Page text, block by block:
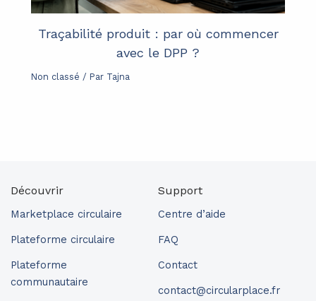
Traçabilité produit : par où commencer
avec le DPP ?
Non classé / Par Tajna
Découvrir
Marketplace circulaire
Plateforme circulaire
Plateforme
communautaire
Support
Centre d’aide
FAQ
Contact
contact@circularplace.fr